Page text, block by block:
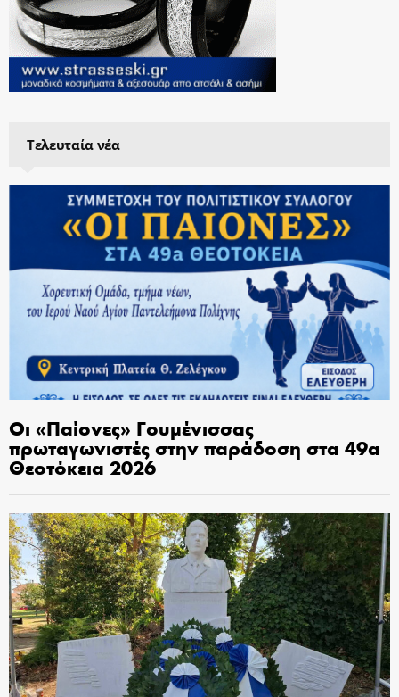
Τελευταία νέα
Οι «Παίονες» Γουμένισσας
πρωταγωνιστές στην παράδοση στα 49α
Θεοτόκεια 2026